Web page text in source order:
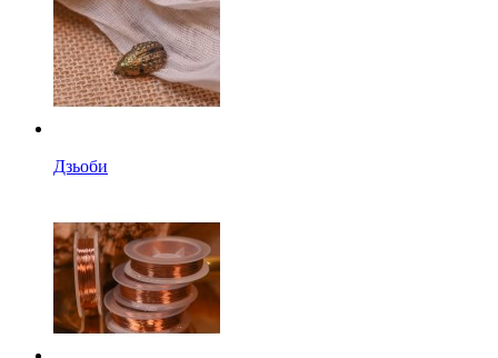
Дзьоби